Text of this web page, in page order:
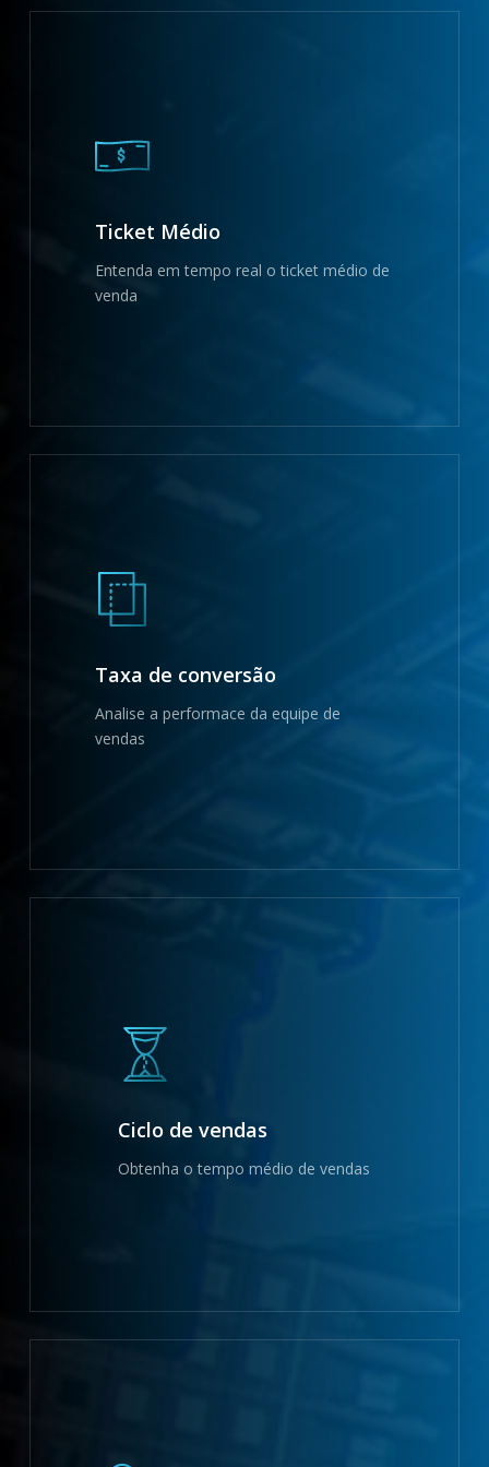
Ticket Médio
Entenda em tempo real o ticket médio de
venda
Taxa de conversão
Analise a performace da equipe de
vendas
Ciclo de vendas
Obtenha o tempo médio de vendas